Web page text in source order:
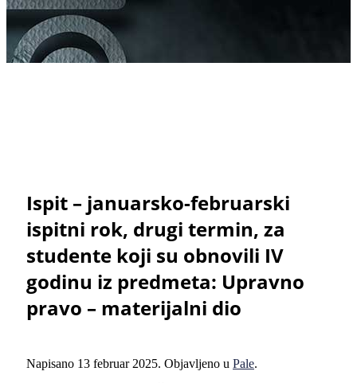
Ispit – januarsko-februarski
ispitni rok, drugi termin, za
studente koji su obnovili IV
godinu iz predmeta: Upravno
pravo – materijalni dio
Napisano 13 februar 2025. Objavljeno u Pale.